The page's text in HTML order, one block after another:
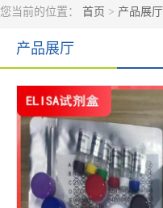
您当前的位置： 首页 > 产品展厅
产品展厅